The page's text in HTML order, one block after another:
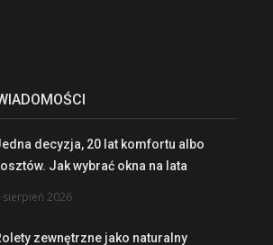
decyzja, 20 lat komfortu albo
Jak wybrać okna na lata
sierpień 2026
zewnętrzne jako naturalny